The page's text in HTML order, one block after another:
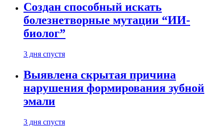
Создан способный искать
болезнетворные мутации “ИИ-
биолог”
3 дня спустя
Выявлена скрытая причина
нарушения формирования зубной
эмали
3 дня спустя